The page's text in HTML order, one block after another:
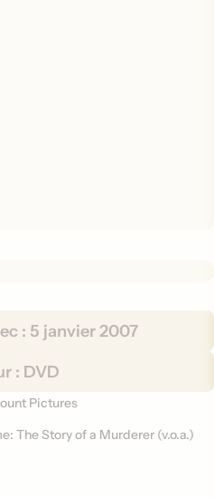
: 5 janvier 2007
: DVD
Pictures
The Story of a Murderer (v.o.a.)